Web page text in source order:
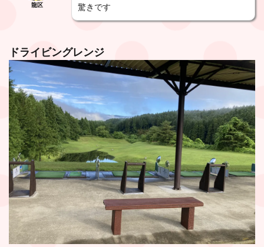
龍区
驚きです
ドライビングレンジ